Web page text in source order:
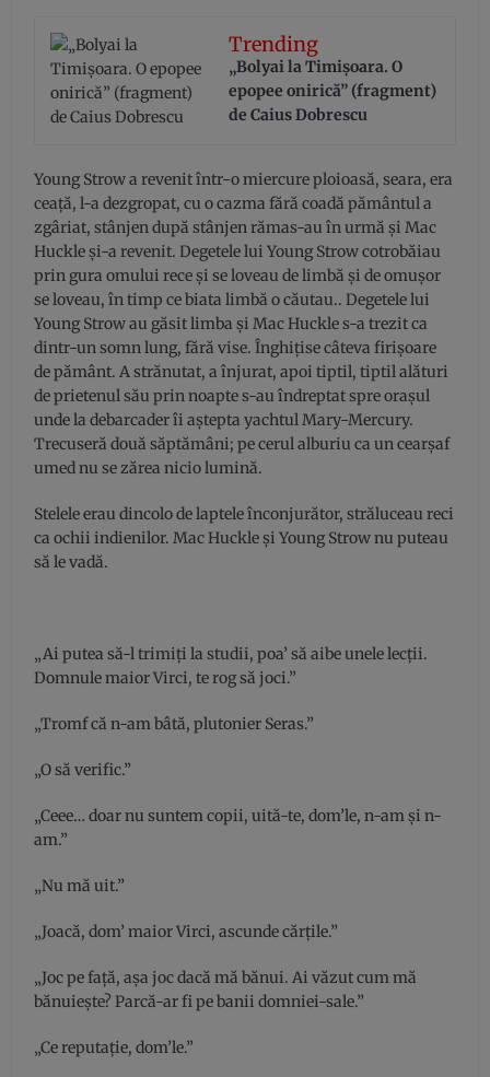
Trending
„Bolyai la Timișoara. O
epopee onirică” (fragment)
de Caius Dobrescu
Young Strow a revenit într-o miercure ploioasă, seara, era
ceaţă, l-a dezgropat, cu o cazma fără coadă pământul a
zgâriat, stânjen după stânjen rămas-au în urmă şi Mac
Huckle şi-a revenit. Degetele lui Young Strow cotrobăiau
prin gura omului rece şi se loveau de limbă şi de omuşor
se loveau, în timp ce biata limbă o căutau.. Degetele lui
Young Strow au găsit limba şi Mac Huckle s-a trezit ca
dintr-un somn lung, fără vise. Înghiţise câteva firişoare
de pământ. A strănutat, a înjurat, apoi tiptil, tiptil alături
de prietenul său prin noapte s-au îndreptat spre oraşul
unde la debarcader îi aştepta yachtul Mary-Mercury.
Trecuseră două săptămâni; pe cerul alburiu ca un cearşaf
umed nu se zărea nicio lumină.
Stelele erau dincolo de laptele înconjurător, străluceau reci
ca ochii indienilor. Mac Huckle şi Young Strow nu puteau
să le vadă.
„Ai putea să-l trimiţi la studii, poa’ să aibe unele lecţii.
Domnule maior Virci, te rog să joci.”
„Tromf că n-am bâtă, plutonier Seras.”
„O să verific.”
„Ceee… doar nu suntem copii, uită-te, dom’le, n-am şi n-
am.”
„Nu mă uit.”
„Joacă, dom’ maior Virci, ascunde cărţile.”
„Joc pe faţă, aşa joc dacă mă bănui. Ai văzut cum mă
bănuieşte? Parcă-ar fi pe banii domniei-sale.”
„Ce reputaţie, dom’le.”